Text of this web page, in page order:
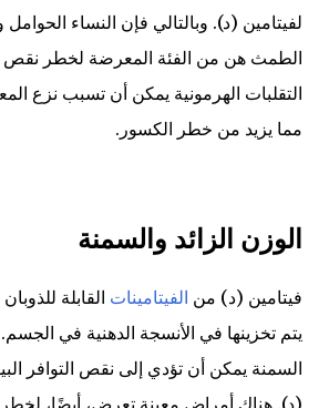
لفيتامين (د). وبالتالي فإن النساء الحوامل
الطمث هن من الفئة المعرضة لخطر نقص
التقلبات الهرمونية يمكن أن تسبب نزع
مما يزيد من خطر الكسور.
الوزن الزائد والسمنة
فيتامين (د) من الفيتامينات القابلة
يتم تخزينها في الأنسجة الدهنية في الجسم.
السمنة يمكن أن تؤدي إلى نقص التوافر